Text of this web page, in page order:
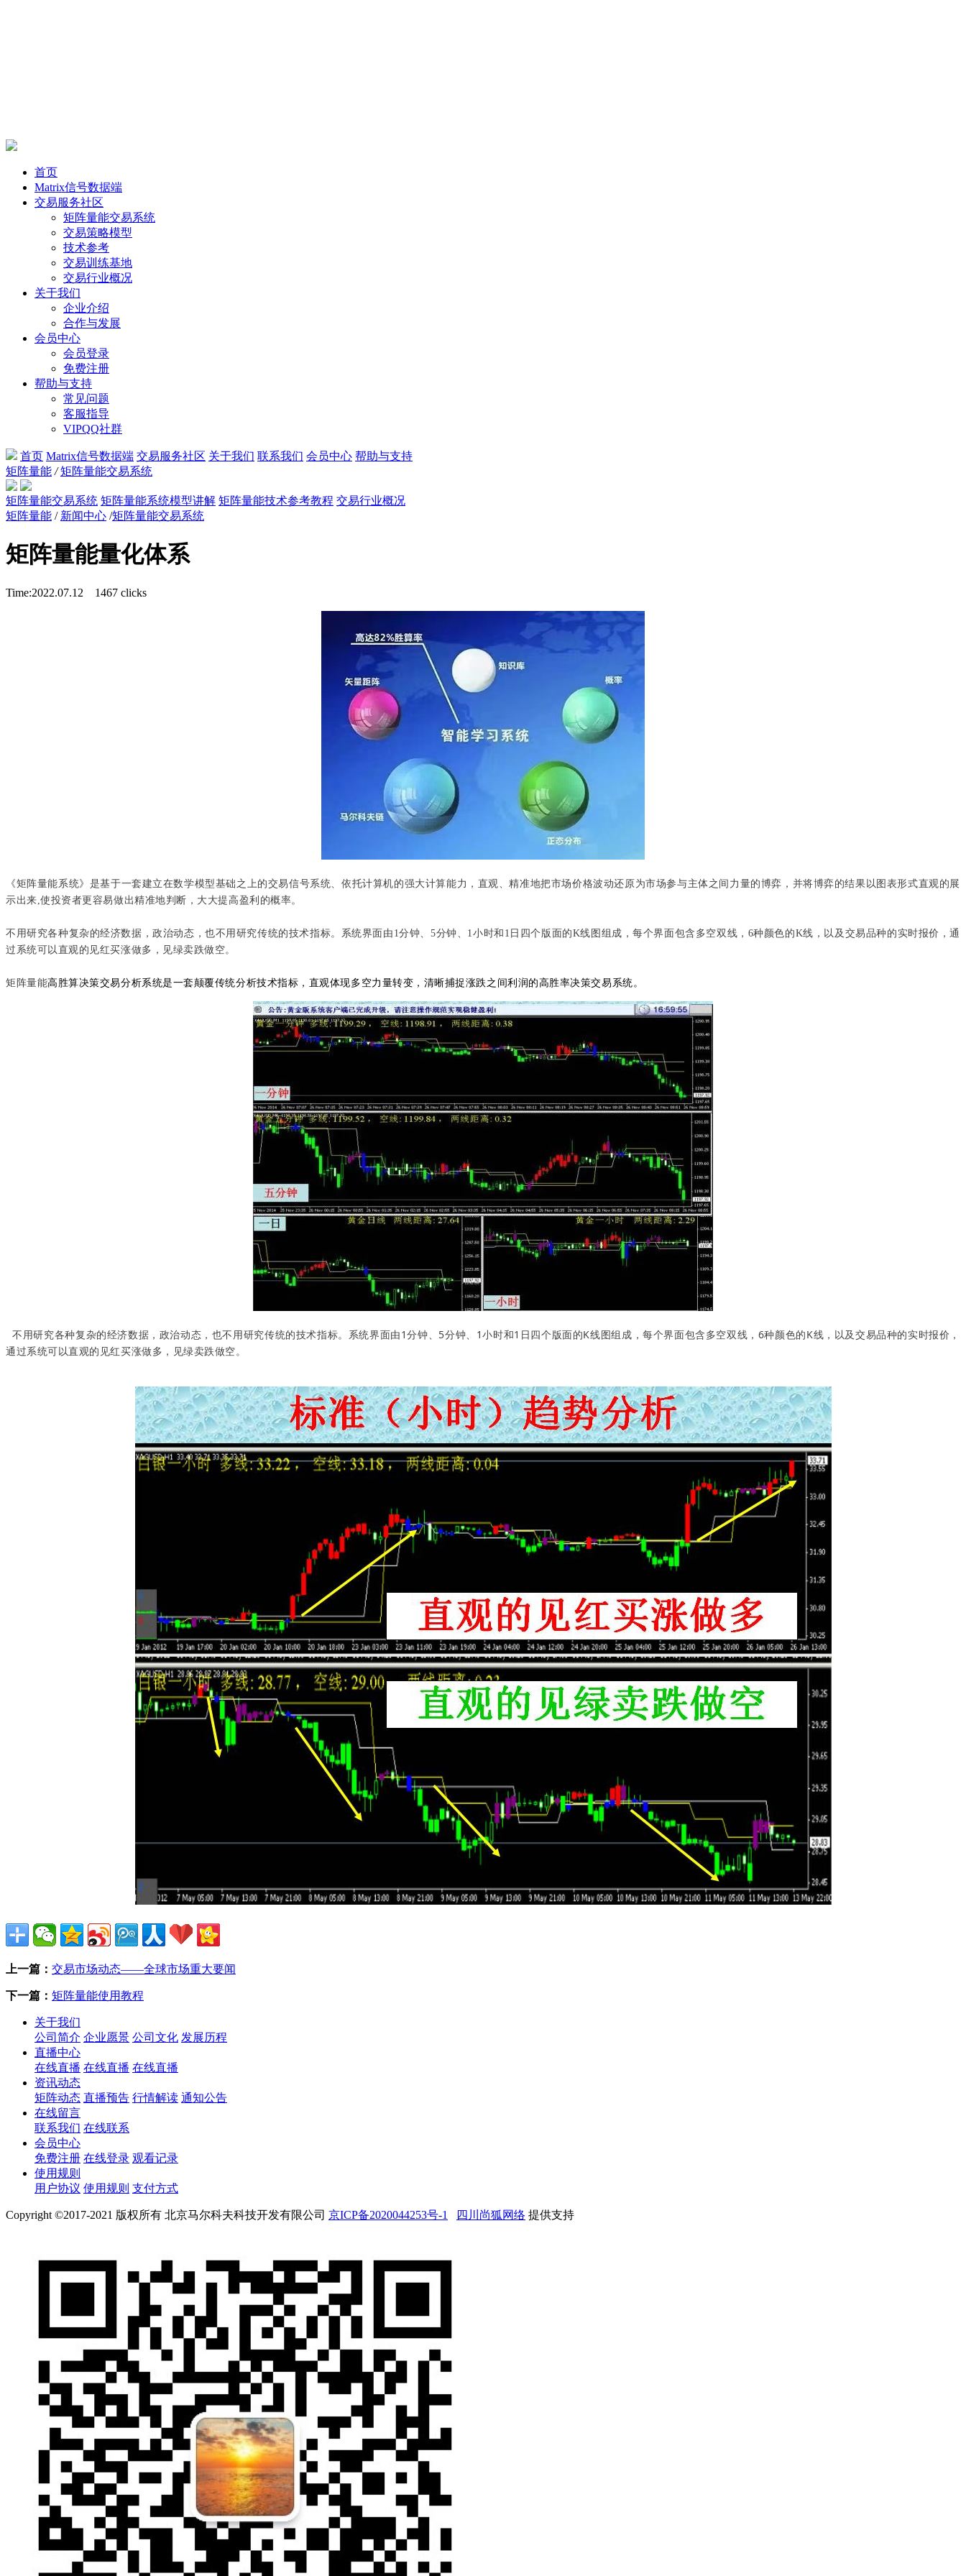
首页
Matrix信号数据端
交易服务社区
矩阵量能交易系统
交易策略模型
技术参考
交易训练基地
交易行业概况
关于我们
企业介绍
合作与发展
会员中心
会员登录
免费注册
帮助与支持
常见问题
客服指导
VIPQQ社群
首页 Matrix信号数据端 交易服务社区 关于我们 联系我们 会员中心 帮助与支持
矩阵量能 / 矩阵量能交易系统
矩阵量能交易系统 矩阵量能系统模型讲解 矩阵量能技术参考教程 交易行业概况
矩阵量能 / 新闻中心 /矩阵量能交易系统
矩阵量能量化体系
Time:2022.07.12 1467 clicks
《矩阵量能 系统》 是基于一套建立在数学模型基础之上的交易信号系统、依托计算机的强大计算能力，直观、精准地把市场价格波动还原为市场参与主体之间力量的博弈，并将博弈的结果以图表形式直观的展
示出来,使投资者更容易做出精准地判断，大大提高盈利的概率。
不用研究各种复杂的经济数据，政治动态，也不用研究传统的技术指标。系统界面由1分钟、5分钟、1小时和1日四个版面的K线图组成，每个界面包含多空双线，6种颜色的K线，以及交易品种的实时报价，通
过系统可以直观的见红买涨做多，见绿卖跌做空。
矩阵量能高胜算决策交易分析系统是一套颠覆传统分析技术指标，直观体现多空力量转变，清晰捕捉涨跌之间利润的高胜率决策交易系统。
不用研究各种复杂的经济数据，政治动态，也不用研究传统的技术指标。系统界面由1分钟、5分钟、1小时和1日四个版面的K线图组成，每个界面包含多空双线，6种颜色的K线，以及交易品种的实时报价，
通过系统可以直观的见红买涨做多，见绿卖跌做空。
上一篇： 交易市场动态——全球市场重大要闻
下一篇： 矩阵量能使用教程
关于我们
公司简介 企业愿景 公司文化 发展历程
直播中心
在线直播 在线直播 在线直播
资讯动态
矩阵动态 直播预告 行情解读 通知公告
在线留言
联系我们 在线联系
会员中心
免费注册 在线登录 观看记录
使用规则
用户协议 使用规则 支付方式
Copyright ©2017-2021 版权所有 北京马尔科夫科技开发有限公司 京ICP备2020044253号-1 四川尚狐网络 提供支持